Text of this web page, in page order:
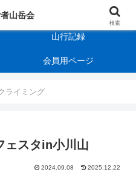
山行記録
会員用ページ
ライミング
ェスタin小川山
2024.09.08 2025.12.22
山岳会
検索